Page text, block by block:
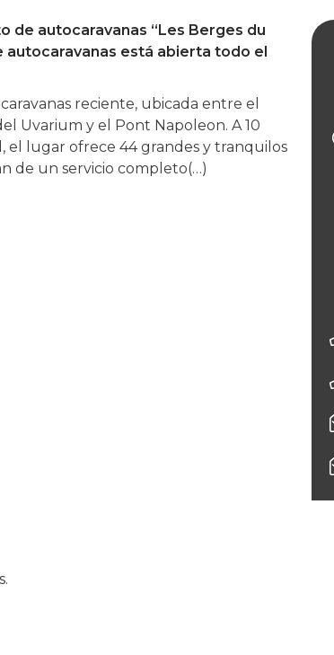
de autocaravanas “Les Berges du
autocaravanas está abierta todo el
reciente, ubicada entre el
Uvarium y el Pont Napoleon. A 10
el lugar ofrece 44 grandes y tranquilos
de un servicio completo(…)